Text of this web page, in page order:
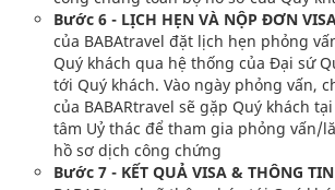
Bước 6 - LỊCH HẸN VÀ NỘP ĐƠN
của BABAtravel đặt lịch hẹn phỏng
Quý khách qua hệ thống của Đại sứ
tới Quý khách. Vào ngày phỏng vấn,
của BABARtravel sẽ gặp Quý khách
tâm Uỷ thác để tham gia phỏng vấn/
hồ sơ dịch công chứng
Bước 7 - KẾT QUẢ VISA & THÔNG